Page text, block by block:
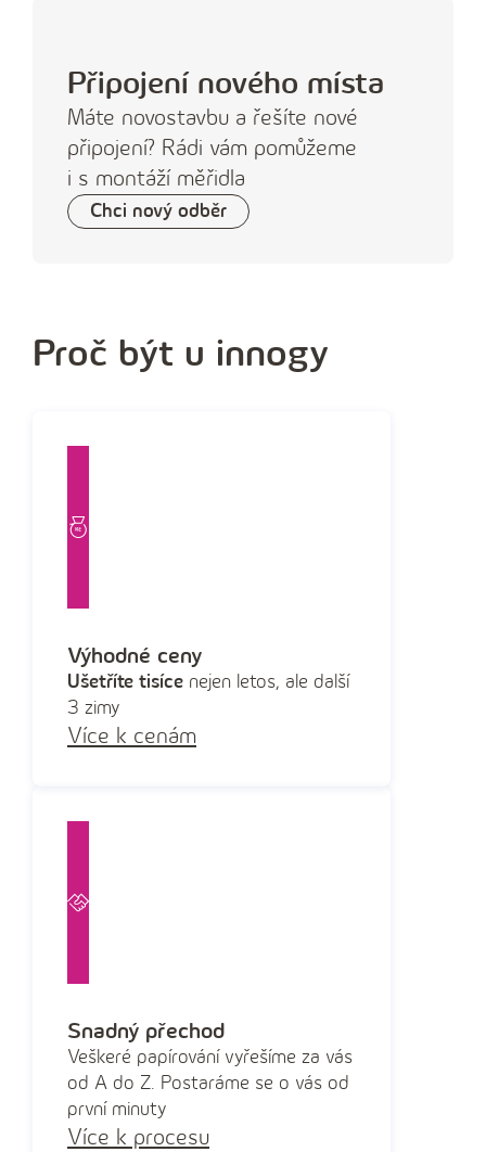
Připojení nového místa
Máte novostavbu a řešíte nové
připojení? Rádi vám pomůžeme
i s montáží měřidla
Chci nový odběr
Proč být u innogy
Výhodné ceny
Ušetříte tisíce nejen letos, ale další
3 zimy
Více k cenám
Snadný přechod
Veškeré papírování vyřešíme za vás
od A do Z. Postaráme se o vás od
první minuty
Více k procesu